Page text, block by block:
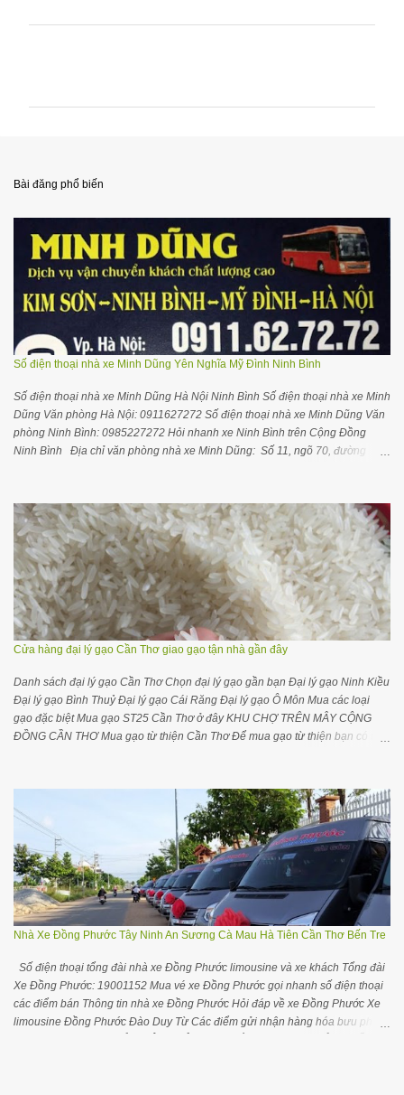
ậ
é
Bài đăng phổ biến
Số điện thoại nhà xe Minh Dũng Yên Nghĩa Mỹ Đình Ninh Bình
Số điện thoại nhà xe Minh Dũng Hà Nội Ninh Bình Số điện thoại nhà xe Minh
Dũng Văn phòng Hà Nội: 0911627272 Số điện thoại nhà xe Minh Dũng Văn
phòng Ninh Bình: 0985227272 Hỏi nhanh xe Ninh Bình trên Cộng Đồng
Ninh Bình Địa chỉ văn phòng nhà xe Minh Dũng: Số 11, ngõ 70, đường
Ninh Bình Mua sỉ gạo ST25 Thiên Long Rice Hướng dẫn mở đại lý kinh
doanh gạo CẬP NHẬT GIỜ CHẠY XE Hà Nội về Ninh Bình: Chuyến 1 :
6h30(Cồn Thoi) Chuyến 2 : 7h30 (BX Kim Sơn) Chuyến 3 : 8h00 (BX Kim
Sơn) Chuyến 4 : 8h30 (BX Kim Sơn) Chuyến 5 : 10h30(Cồn Thoi) Chuyến 6 :
11h30 (BX Kim Sơn) Chuyến 7 : 13h30(Cồn Thoi) Chuyến 8 : 15h00 (BX Kim
Sơn) Chuyến 9 : 17h00 (Cồn Thoi) Chuyến 10 : 18h00 (Cồn Thoi) Chuyến
11: 18h40 (BX Kim Sơn) Chú ý : Quý khách vui lòng liên hệ số 0911627272
hoặc 0985227272 để được hỗ trợ chỉ đường vào văn phòng ( SỐ 11, NGÕ
70, ĐƯỜNG NGUYỄN HOÀNG...
Cửa hàng đại lý gạo Cần Thơ giao gạo tận nhà gần đây
Danh sách đại lý gạo Cần Thơ Chọn đại lý gạo gần bạn Đại lý gạo Ninh Kiều
Đại lý gạo Bình Thuỷ Đại lý gạo Cái Răng Đại lý gạo Ô Môn Mua các loại
gạo đặc biệt Mua gạo ST25 Cần Thơ ở đây KHU CHỢ TRÊN MÂY CỘNG
ĐỒNG CẦN THƠ Mua gạo từ thiện Cần Thơ Để mua gạo từ thiện bạn có thể
buôn đại lý gạo Cần Thơ trên Facebook Các yêu cầu điều chỉnh cập nhật
thông tin, bổ sung thông tin các nhà cung cấp gạo Cần Thơ quý bạn vui lòng
để lại comment hơặc gửi trên Groups cộng đồng Khám phá đại lý gạo ở các
vùng miền Đại lý gạo ở tại TPHCM Đại lý gạo ở tại Hà Nội Đại lý gạo Quảng
Ninh Đại lý gạo Đà Nẵng Đại lý gạo Hải Phòng Mua gạo ST25 tại Cần Thơ
Để mua gạo ST25 tại Cần Thơ bạn hãy liên hệ Cửa hàng đặc sản ĐBSCL
Số 52 đường Trần Việt Châu, quận Ninh Kiều, TP Cần Thơ. Số 67-69 Đinh
Tiên Hoàng, quận Ninh Kiều, TP Cần Thơ. Cửa hàng gạo Đ...
Nhà Xe Đồng Phước Tây Ninh An Sương Cà Mau Hà Tiên Cần Thơ Bến Tre
Số điện thoại tổng đài nhà xe Đồng Phước limousine và xe khách Tổng đài
Xe Đồng Phước: 19001152 Mua vé xe Đồng Phước gọi nhanh số điện thoại
các điểm bán Thông tin nhà xe Đồng Phước Hỏi đáp về xe Đồng Phước Xe
limousine Đồng Phước Đào Duy Từ Các điểm gửi nhận hàng hóa bưu phẩm